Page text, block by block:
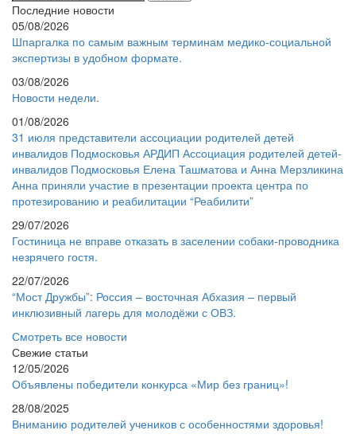
Последние новости
05/08/2026
Шпаргалка по самым важным терминам медико-социальной
экспертизы в удобном формате.
03/08/2026
Новости недели.
01/08/2026
31 июля представители ассоциации родителей детей
инвалидов Подмосковья АРДИП Ассоциация родителей детей-
инвалидов Подмосковья Елена Ташматова и Анна Мерзликина
Анна приняли участие в презентации проекта центра по
протезированию и реабилитации “Реабилити”
29/07/2026
Гостиница не вправе отказать в заселении собаки-проводника
незрячего гостя.
22/07/2026
“Мост Дружбы”: Россия – восточная Абхазия – первый
инклюзивный лагерь для молодёжи с ОВЗ.
Смотреть все новости
Свежие статьи
12/05/2026
Объявлены победители конкурса «Мир без границ»!
28/08/2025
Вниманию родителей учеников с особенностями здоровья!